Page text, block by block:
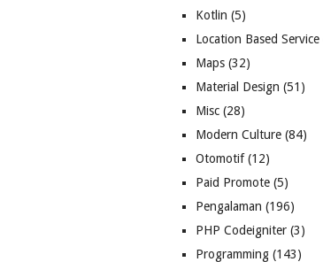
Kotlin (5)
Location Based Service
Maps (32)
Material Design (51)
Misc (28)
Modern Culture (84)
Otomotif(12)
Paid Promote (5)
Pengalaman (196)
PHP Codeigniter (3)
Programming (143)